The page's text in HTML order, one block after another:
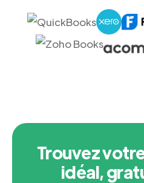
Trouvez
idéal,